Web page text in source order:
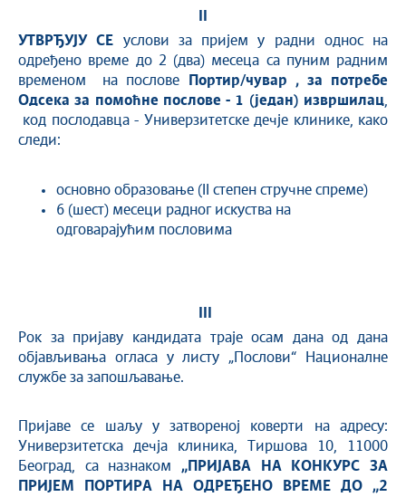
УТВРЂУЈУ СЕ услови за пријем у радни однос на
одређено време до 2 (два) месеца са пуним радним
временом на послове
Портир/чувар
, за потребе
Одсека за помоћне послове - 1 (један) извршилац,
код послодавца - Универзитетске дечје клинике, како
следи:
основно образовање (II степен стручне спреме)
6 (шест) месеци радног искуства на
одговарајућим пословима
Рок за пријаву кандидата траје осам дана од дана
објављивања огласа у листу „Послови“ Националне
службе за запошљавање.
Пријаве се шаљу у затвореној коверти на адресу:
Универзитетска дечја клиника, Тиршова 10, 11000
Београд, са назнаком „ПРИЈАВА НА КОНКУРС ЗА
ПРИЈЕМ
ПОРТИРА НА ОДРЕЂЕНО ВРЕМЕ ДО „2